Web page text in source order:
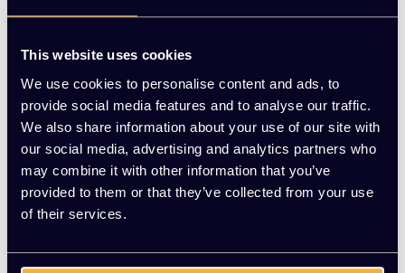
This website uses cookies
We use cookies to personalise content and ads, to
provide social media features and to analyse our traffic.
We also share information about your use of our site with
our social media, advertising and analytics partners who
may combine it with other information that you’ve
provided to them or that they’ve collected from your use
of their services.
Aantal - +
Toevoegen aan winkelwagen
Vraag jouw persoonlijke aanbieding aan
Gratis montage
Meer dan 20 jaar ervaring